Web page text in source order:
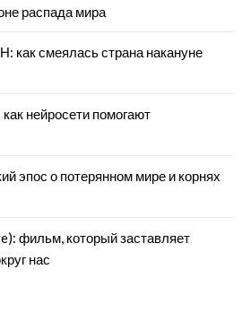
распада мира
как смеялась страна накануне
нейросети помогают
эпос о потерянном мире и корнях
фильм, который заставляет
нас